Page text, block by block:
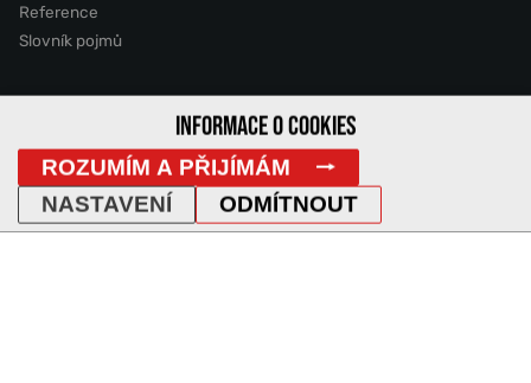
Reference
Slovník pojmů
2011 - 2026 © Comerto, s.r.o.
Mapa stránek GDPR Cookies Vyhledávání
IP Adresa
INFORMACE O COOKIES
ROZUMÍM A PŘIJÍMÁM
ODMÍTNOUT
NASTAVENÍ